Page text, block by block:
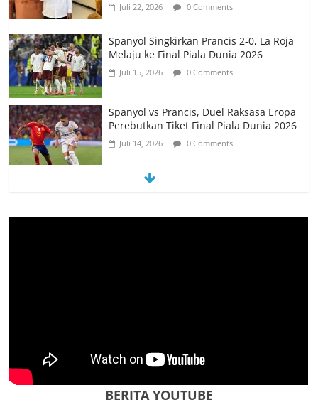
Juli 22, 2026 0 Comments
Spanyol Singkirkan Prancis 2-0, La Roja
Melaju ke Final Piala Dunia 2026
Juli 15, 2026 0 Comments
Spanyol vs Prancis, Duel Raksasa Eropa
Perebutkan Tiket Final Piala Dunia 2026
Juli 14, 2026 0 Comments
Memanfaatkan Artificial Intelligence
“Loce” di Manggarai Barat, Diusulkan
Jadi Warisan Budaya Takbenda
Juli 26, 2026 0 Comments
BERITA YOUTUBE